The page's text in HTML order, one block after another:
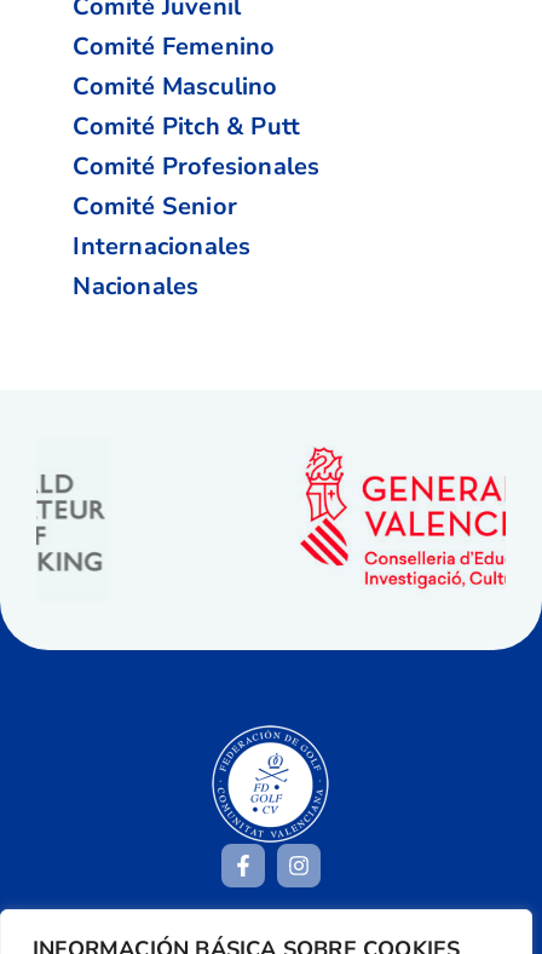
Comité Juvenil
Comité Femenino
Comité Masculino
Comité Pitch & Putt
Comité Profesionales
Comité Senior
Internacionales
Nacionales